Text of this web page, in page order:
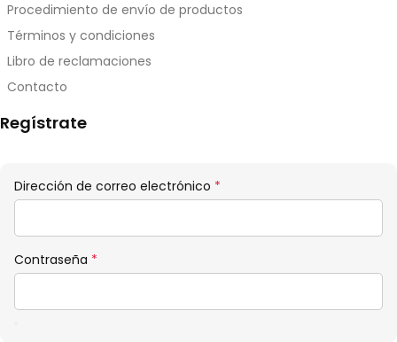
Procedimiento de envío de productos
Términos y condiciones
Libro de reclamaciones
Contacto
Regístrate
Dirección de correo electrónico *
Contraseña *